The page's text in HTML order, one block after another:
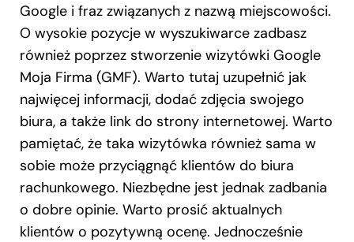
Google i fraz związanych z nazwą miejscowości.
O wysokie pozycje w wyszukiwarce zadbasz
również poprzez stworzenie wizytówki Google
Moja Firma (GMF). Warto tutaj uzupełnić jak
najwięcej informacji, dodać zdjęcia swojego
biura, a także link do strony internetowej. Warto
pamiętać, że taka wizytówka również sama w
sobie może przyciągnąć klientów do biura
rachunkowego. Niezbędne jest jednak zadbania
o dobre opinie. Warto prosić aktualnych
klientów o pozytywną ocenę. Jednocześnie